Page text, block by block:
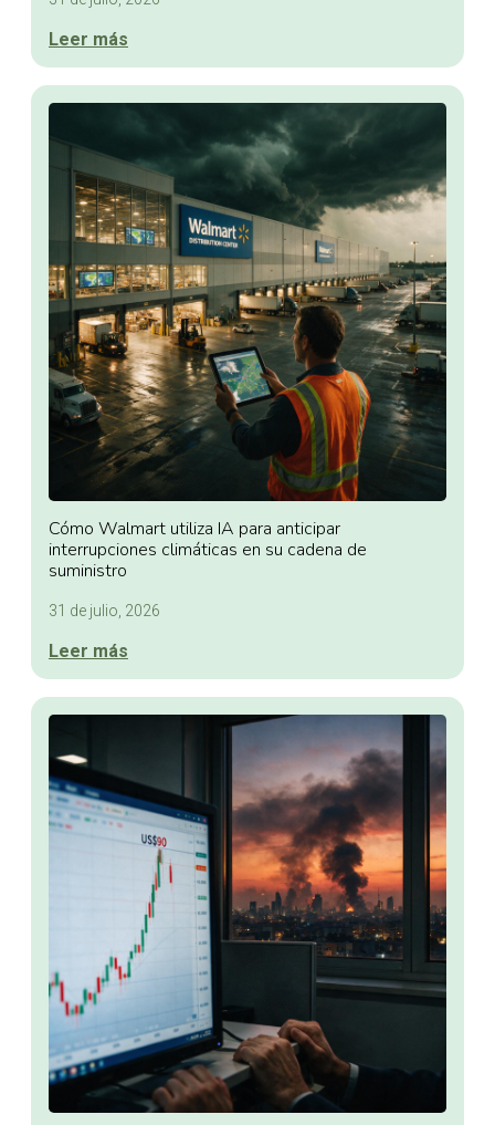
Leer más
Cómo Walmart utiliza IA para anticipar
interrupciones climáticas en su cadena de
suministro
31 de julio, 2026
Leer más